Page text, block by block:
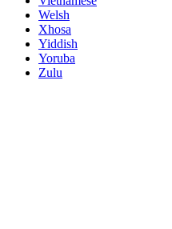
Welsh
Xhosa
Yiddish
Yoruba
Zulu